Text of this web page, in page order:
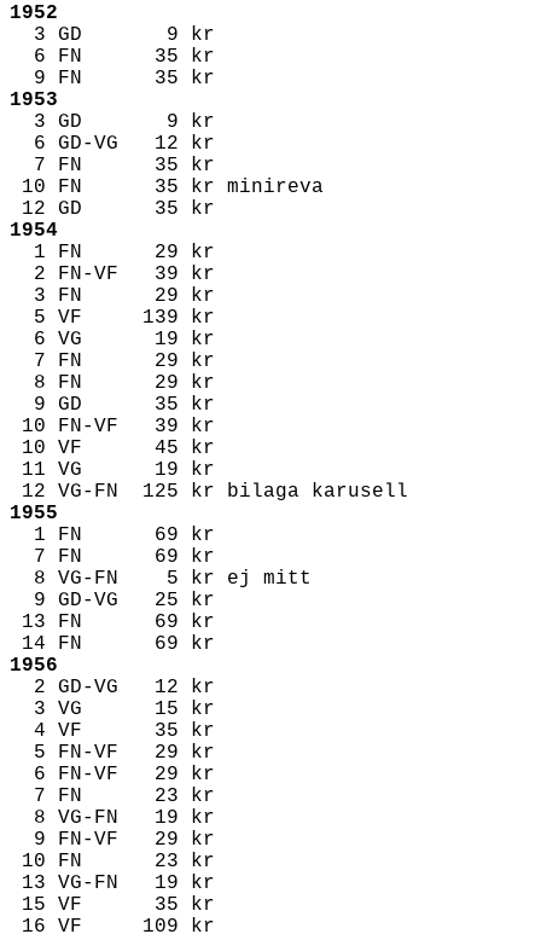
1952
3 GD 9 kr
6 FN 35 kr
9 FN 35 kr
1953
3 GD 9 kr
6 GD-VG 12 kr
7 FN 35 kr
10 FN 35 kr minireva
12 GD 35 kr
1954
1 FN 29 kr
2 FN-VF 39 kr
3 FN 29 kr
5 VF 139 kr
6 VG 19 kr
7 FN 29 kr
8 FN 29 kr
9 GD 35 kr
10 FN-VF 39 kr
10 VF 45 kr
11 VG 19 kr
12 VG-FN 125 kr bilaga karusell
1955
1 FN 69 kr
7 FN 69 kr
8 VG-FN 5 kr ej mitt
9 GD-VG 25 kr
13 FN 69 kr
14 FN 69 kr
1956
2 GD-VG 12 kr
3 VG 15 kr
4 VF 35 kr
5 FN-VF 29 kr
6 FN-VF 29 kr
7 FN 23 kr
8 VG-FN 19 kr
9 FN-VF 29 kr
10 FN 23 kr
13 VG-FN 19 kr
15 VF 35 kr
16 VF 109 kr